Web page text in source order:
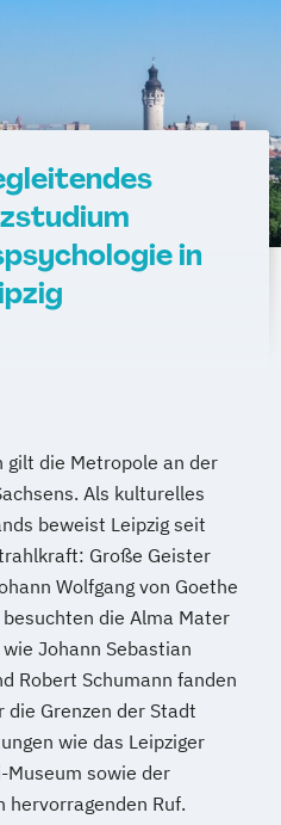
in
die Metropole an der
Als kulturelles
beweist Leipzig seit
Große Geister
Wolfgang von Goethe
die Alma Mater
Johann Sebastian
Robert Schumann fanden
die Grenzen der Stadt
wie das Leipziger
Museum sowie der
hervorragenden Ruf.